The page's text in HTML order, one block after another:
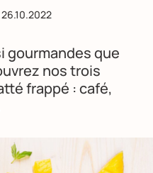
26.10.2022
gourmandes que
nos trois
frappé : café,